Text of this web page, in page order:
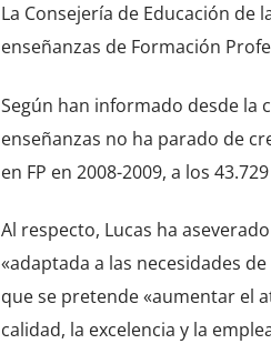
La Consejería de Educación de
enseñanzas de Formación
Según han informado desde la
enseñanzas no ha parado de
en FP en 2008-2009, a los
Al respecto, Lucas ha
«adaptada a las necesidades
que se pretende «aumentar el
calidad, la excelencia y la